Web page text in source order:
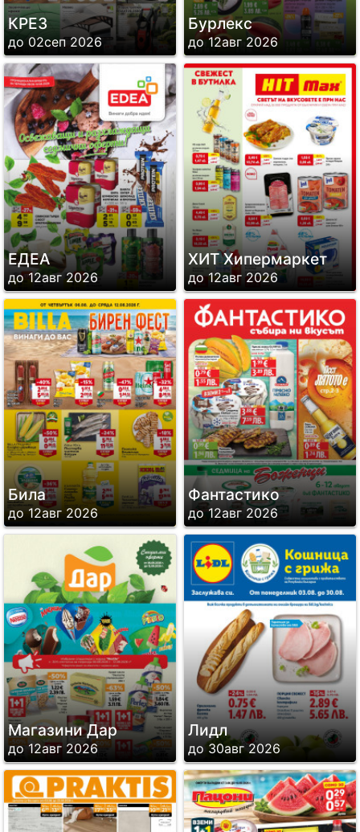
КРЕЗ
до 02сеп 2026
Бурлекс
до 12авг 2026
ЕДЕА
до 12авг 2026
ХИТ Хипермаркет
до 12авг 2026
Била
до 12авг 2026
Фантастико
до 12авг 2026
Магазини Дар
до 12авг 2026
Лидл
до 30авг 2026